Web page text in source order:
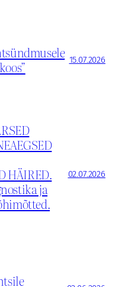
15.07.2026
HÄIRED.
ja
02.07.2026